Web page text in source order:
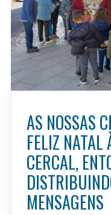
AS NOSSAS
FELIZ NATAL
CERCAL,
MENSAGENS